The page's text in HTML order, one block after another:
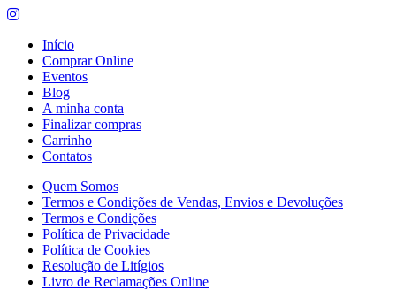
Início
Comprar Online
Eventos
Blog
A minha conta
Finalizar compras
Carrinho
Contatos
Quem Somos
Termos e Condições de Vendas, Envios e Devoluções
Termos e Condições
Política de Privacidade
Política de Cookies
Resolução de Litígios
Livro de Reclamações Online